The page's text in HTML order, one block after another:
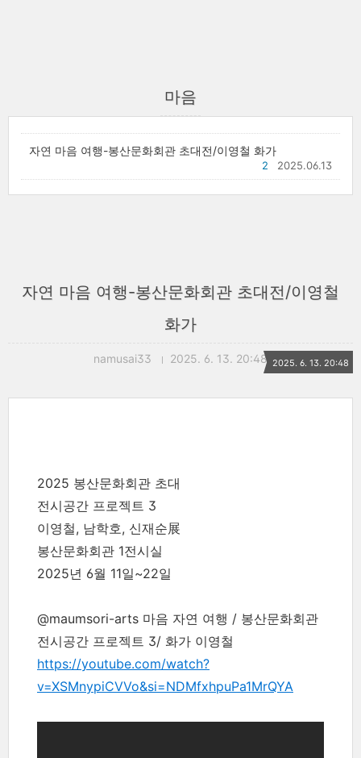
마음
자연 마음 여행-봉산문화회관 초대전/이영철 화가
2025.06.13
2
자연 마음 여행-봉산문화회관 초대전/이영철
화가
namusai33 2025. 6. 13. 20:48 2025. 6. 13. 20:48
2025 봉산문화회관 초대
전시공간 프로젝트 3
이영철, 남학호, 신재순展
봉산문화회관 1전시실
2025년 6월 11일~22일
@maumsori-arts 마음 자연 여행 / 봉산문화회관
전시공간 프로젝트 3/ 화가 이영철
https://youtube.com/watch?
v=XSMnypiCVVo&si=NDMfxhpuPa1MrQYA